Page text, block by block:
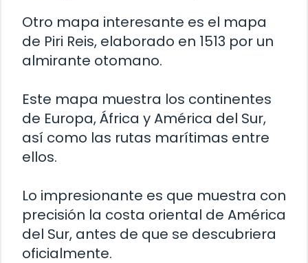
Otro mapa interesante es el mapa
de Piri Reis, elaborado en 1513 por un
almirante otomano.
Este mapa muestra los continentes
de Europa, África y América del Sur,
así como las rutas marítimas entre
ellos.
Lo impresionante es que muestra con
precisión la costa oriental de América
del Sur, antes de que se descubriera
oficialmente.